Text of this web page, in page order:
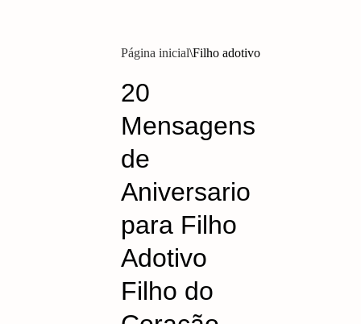
Página inicial Filho adotivo
20
Mensagens
de
Aniversario
para Filho
Adotivo
Filho do